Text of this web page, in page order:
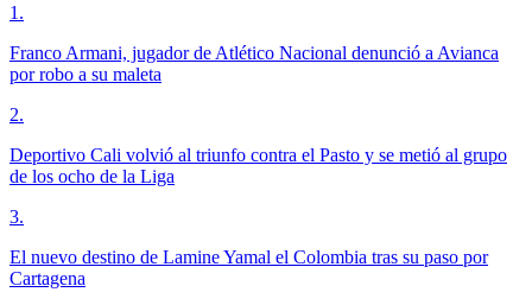
1 .
Franco Armani, jugador de Atlético Nacional denunció a Avianca
por robo a su maleta
2.
Deportivo Cali volvió al triunfo contra el Pasto y se metió al grupo
de los ocho de la Liga
3.
El nuevo destino de Lamine Yamal el Colombia tras su paso por
Cartagena